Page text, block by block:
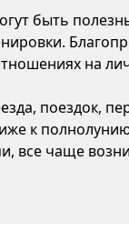
быть
на
поездок,
к
все чаще